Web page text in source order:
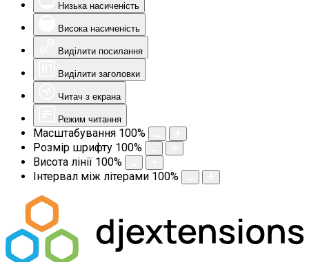
Низька насиченість
Висока насиченість
Виділити посилання
Виділити заголовки
Читач з екрана
Режим читання
Масштабування 100%
Розмір шрифту 100%
Висота лінії 100%
Інтервал між літерами 100%